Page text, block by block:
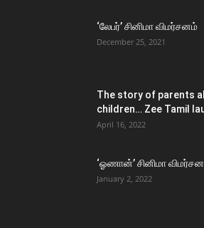
‘லேபர்’ சினிமா விமர்சனம்
December 25, 2021
The story of parents
children… Zee Tamil
April 16, 2022
‘ஓணான்’ சினிமா
January 2, 2022